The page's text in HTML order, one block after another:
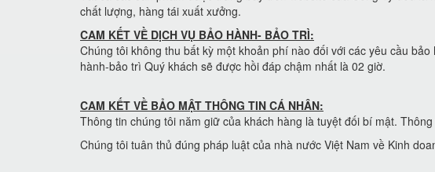
chất lượng, hàng tái xuất xưởng.
CAM KẾT VỀ DỊCH VỤ BẢO HÀNH- BẢO TRÌ:
Chúng tôi không thu bất kỳ một khoản phí nào đối với các yêu cầu
hành-bảo trì Quý khách sẽ được hồi đáp chậm nhất là 02 giờ.
CAM KẾT VỀ BẢO MẬT THÔNG TIN CÁ NHÂN:
Thông tin chúng tôi năm giữ của khách hàng là tuyệt đối bí mật.
Chúng tôi tuân thủ đúng pháp luật của nhà nước Việt Nam về Kinh